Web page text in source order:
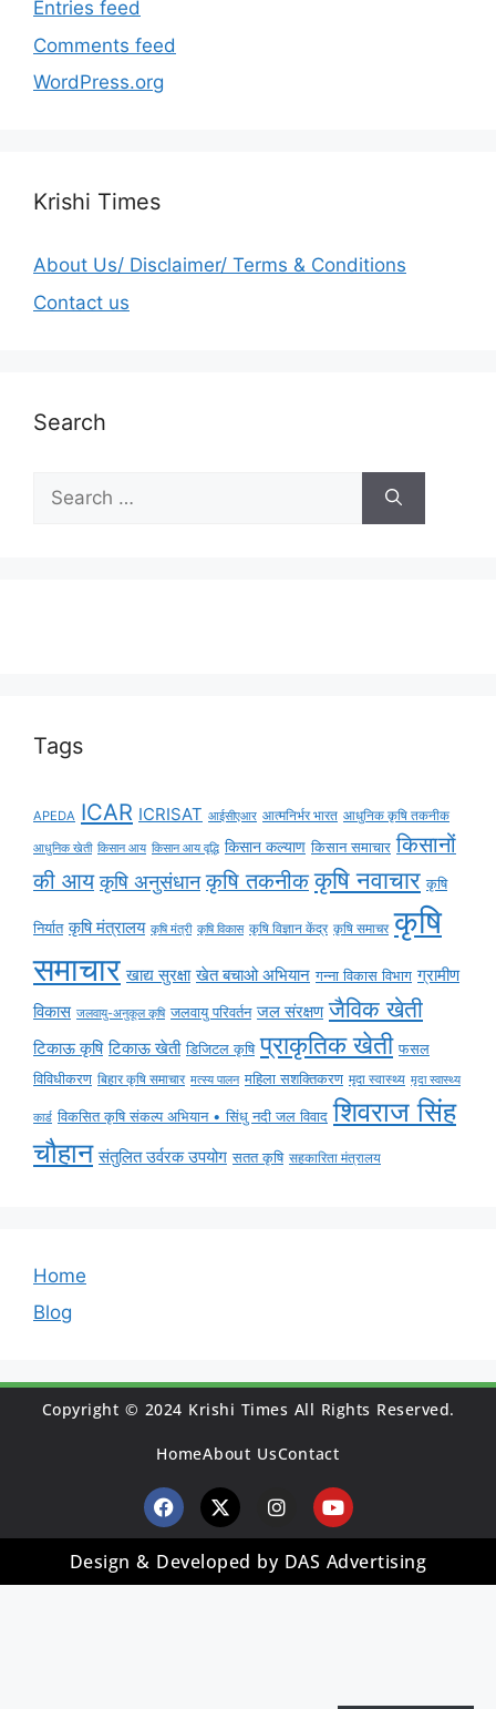
Entries feed
Comments feed
WordPress.org
Krishi Times
About Us/ Disclaimer/ Terms & Conditions
Contact us
Search
Tags
APEDA ICAR ICRISAT आईसीएआर आत्मनिर्भर भारत आधुनिक कृषि तकनीक
आधुनिक खेती किसान आय किसान आय वृद्धि किसान कल्याण किसान समाचार किसानों
की आय कृषि अनुसंधान कृषि तकनीक कृषि नवाचार कृषि
निर्यात कृषि मंत्रालय कृषि मंत्री कृषि विकास कृषि विज्ञान केंद्र कृषि समाचर कृषि
समाचार खाद्य सुरक्षा खेत बचाओ अभियान गन्ना विकास विभाग ग्रामीण
विकास जलवायु-अनुकूल कृषि जलवायु परिवर्तन जल संरक्षण जैविक खेती
टिकाऊ कृषि टिकाऊ खेती डिजिटल कृषि प्राकृतिक खेती फसल
विविधीकरण बिहार कृषि समाचार मत्स्य पालन महिला सशक्तिकरण मृदा स्वास्थ्य मृदा स्वास्थ्य
कार्ड विकसित कृषि संकल्प अभियान • सिंधु नदी जल विवाद शिवराज सिंह
चौहान संतुलित उर्वरक उपयोग सतत कृषि सहकारिता मंत्रालय
Home
Blog
Copyright © 2024 Krishi Times All Rights Reserved.
HomeAbout UsContact
Design & Developed by DAS Advertising